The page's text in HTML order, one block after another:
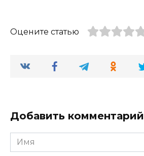
Оцените статью
Добавить комментарий
Имя
*